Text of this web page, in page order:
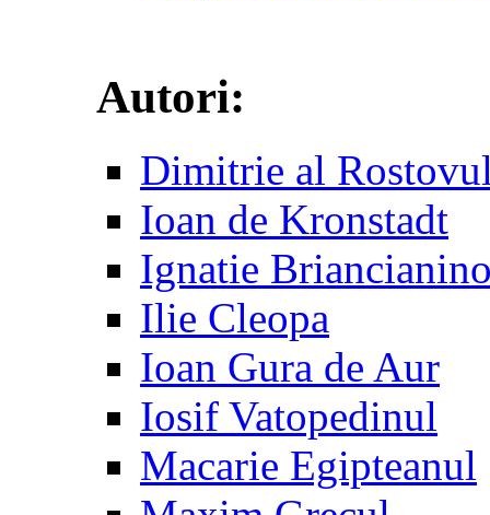
Autori:
Dimitrie al
Ioan de Kronstadt
Ignatie
Ilie Cleopa
Ioan Gura de Aur
Iosif Vatopedinul
Macarie Egipteanul